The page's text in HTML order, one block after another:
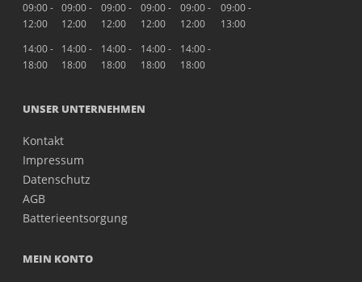
09:00 -
12:00
09:00 -
12:00
09:00 -
12:00
09:00 -
12:00
09:00 -
12:00
09:00 -
13:00
14:00 -
18:00
14:00 -
18:00
14:00 -
18:00
14:00 -
18:00
14:00 -
18:00
UNSER UNTERNEHMEN
Kontakt
Impressum
Datenschutz
AGB
Batterieentsorgung
MEIN KONTO